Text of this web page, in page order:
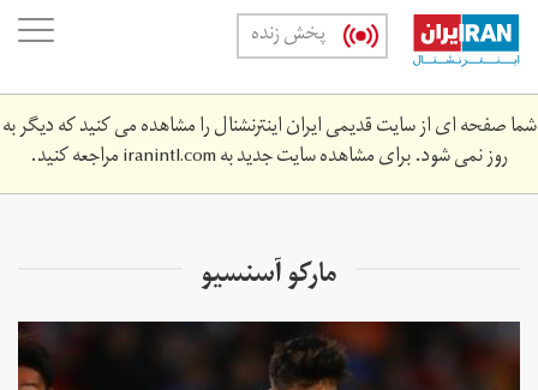
Skip
main
content
پخش زنده
شما صفحه ای از سایت قدیمی ایران اینترنشنال را مشاهده می کنید که دیگر به
روز نمی شود. برای مشاهده سایت جدید بهiranintl.comمراجعه کنید.
ماركو آسنسيو